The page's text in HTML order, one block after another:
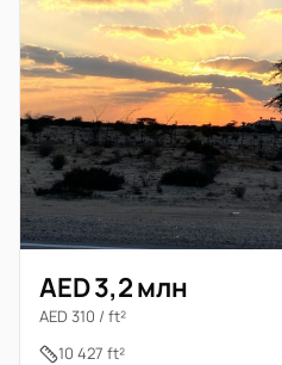
AED 3,2 млн
AED 310 / ft²
10 427 ft²